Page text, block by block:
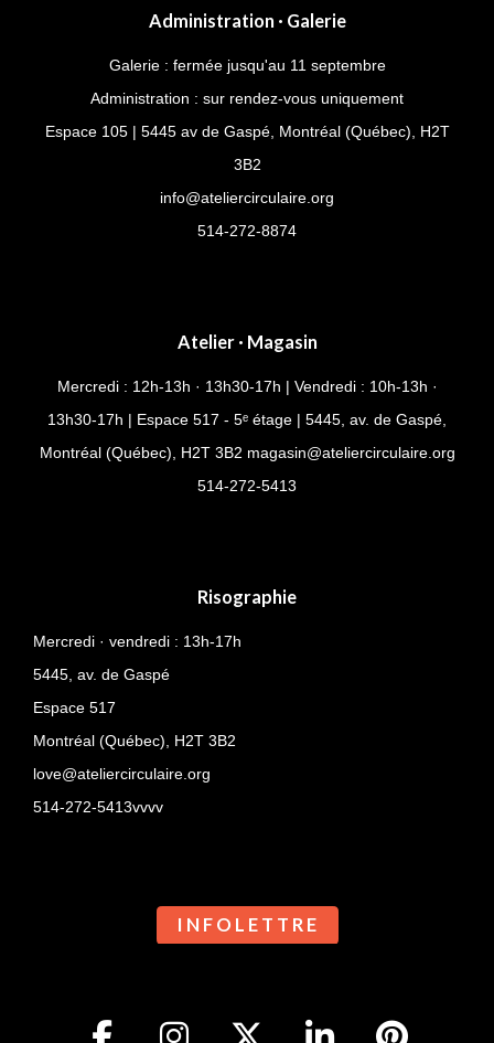
Administration · Galerie
Galerie : fermée jusqu'au 11 septembre
Administration : sur rendez-vous uniquement
Espace 105 | 5445 av de Gaspé, Montréal (Québec), H2T
3B2
info@ateliercirculaire.org
514-272-8874
Atelier · Magasin
Mercredi : 12h-13h · 13h30-17h | Vendredi : 10h-13h ·
13h30-17h | Espace 517 - 5ᵉ étage | 5445, av. de Gaspé,
Montréal (Québec), H2T 3B2 magasin@ateliercirculaire.org
514-272-5413
Risographie
Mercredi · vendredi : 13h-17h
5445, av. de Gaspé
Espace 517
Montréal (Québec), H2T 3B2
love@ateliercirculaire.org
514-272-5413vvvv
I N F O L E T T R E